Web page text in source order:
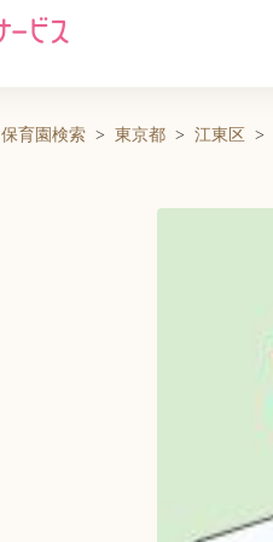
保育園検索 東京都 江東区